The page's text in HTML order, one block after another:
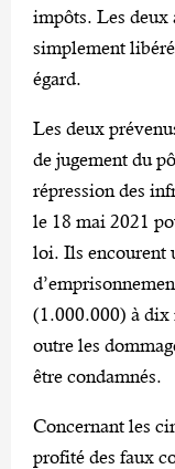
impôts. Les deux
simplement
égard.
Les deux
de jugement du
répression des
le 18 mai 2021
loi. Ils encourent
(1.000.000) à dix
outre les
être condamnés.
Concernant les
profité des faux